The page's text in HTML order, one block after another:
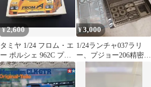
¥2,600
タミヤ 1/24 フロム・エ
ー ポルシェ 962C プラ
モデル 未組立 当時物
¥3,000
1/24ランチャ037ラリ
ー、プジョー206精密化
パーツセット